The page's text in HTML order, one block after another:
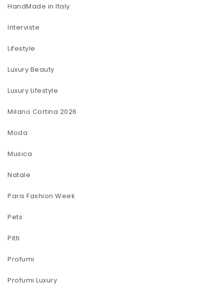
HandMade in Italy
Interviste
Lifestyle
Luxury Beauty
Luxury Lifestyle
Milano Cortina 2026
Moda
Musica
Natale
Paris Fashion Week
Pets
Pitti
Profumi
Profumi Luxury